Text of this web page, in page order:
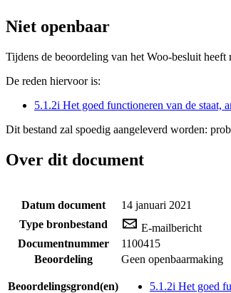
Niet openbaar
Tijdens de beoordeling van het Woo-besluit
De reden hiervoor is:
5.1.2i Het goed functioneren van de staat,
Dit bestand zal spoedig aangeleverd worden:
Over dit document
Datum document
14 januari 2021
Type bronbestand
E-mailbericht
Documentnummer
1100415
Beoordeling
Geen openbaarmaking
Beoordelingsgrond(en) 5.1.2i Het goed